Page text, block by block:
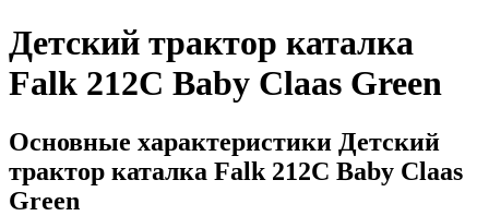
Детский трактор каталка
Falk 212C Baby Claas Green
Основные характеристики Детский
трактор каталка Falk 212C Baby Claas
Green